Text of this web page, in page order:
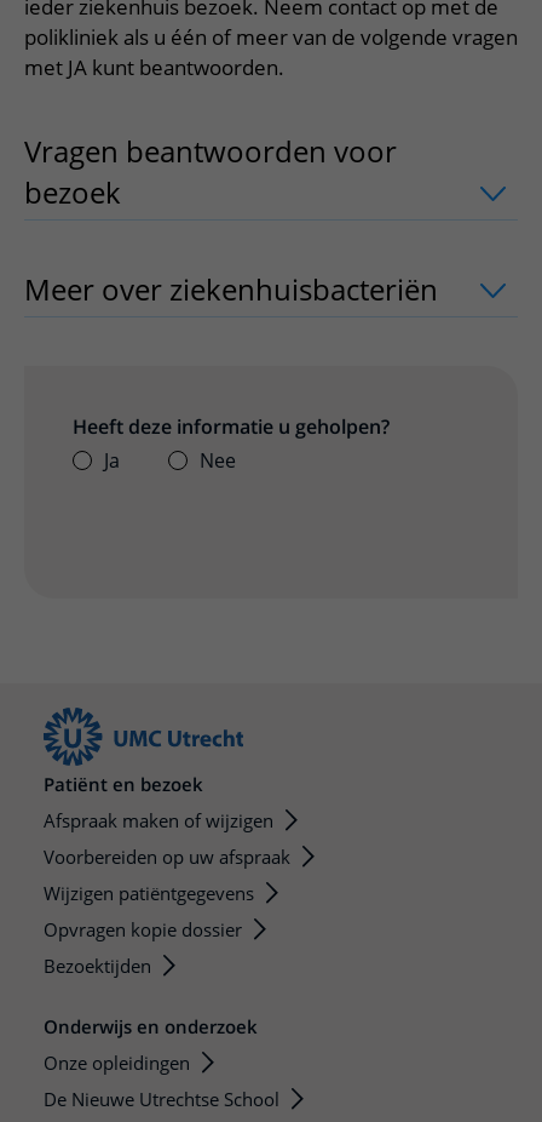
Onderzoeken en diagnostiek
Het Wilhelmina Kinderziekenhuis
Bloedprikken
Wachttijden
Wijzigen patiëntgegevens
Mijn UMC Utrecht patiëntportaal
Faciliteiten en voorzieningen
Bezoekregels
Route naar het ziekenhuis
Parkeren
Contact met polikliniek
Contact met verpleegafdeling
Teleconsult aanvragen
Diagnostiek aanvragen
Over UMC Utrecht
Onderwijs
Werken bij het UMC Utrecht
ieder ziekenhuis bezoek. Neem contact op met de
polikliniek als u één of meer van de volgende vragen
met JA kunt beantwoorden.
Vragen beantwoorden voor
bezoek uitklapper, klik om te openen
Meer over ziekenhuisbacteriën
Heeft deze informatie u geholpen?
Ja
Nee
Patiënt en bezoek
Afspraak maken of wijzigen
Voorbereiden op uw afspraak
Wijzigen patiëntgegevens
Opvragen kopie dossier
Bezoektijden
Onderwijs en onderzoek
Onze opleidingen
De Nieuwe Utrechtse School